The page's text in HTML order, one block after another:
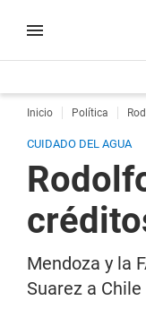
Inicio Política
CUIDADO DEL AGUA
Mendoza y la
Suarez a Chile